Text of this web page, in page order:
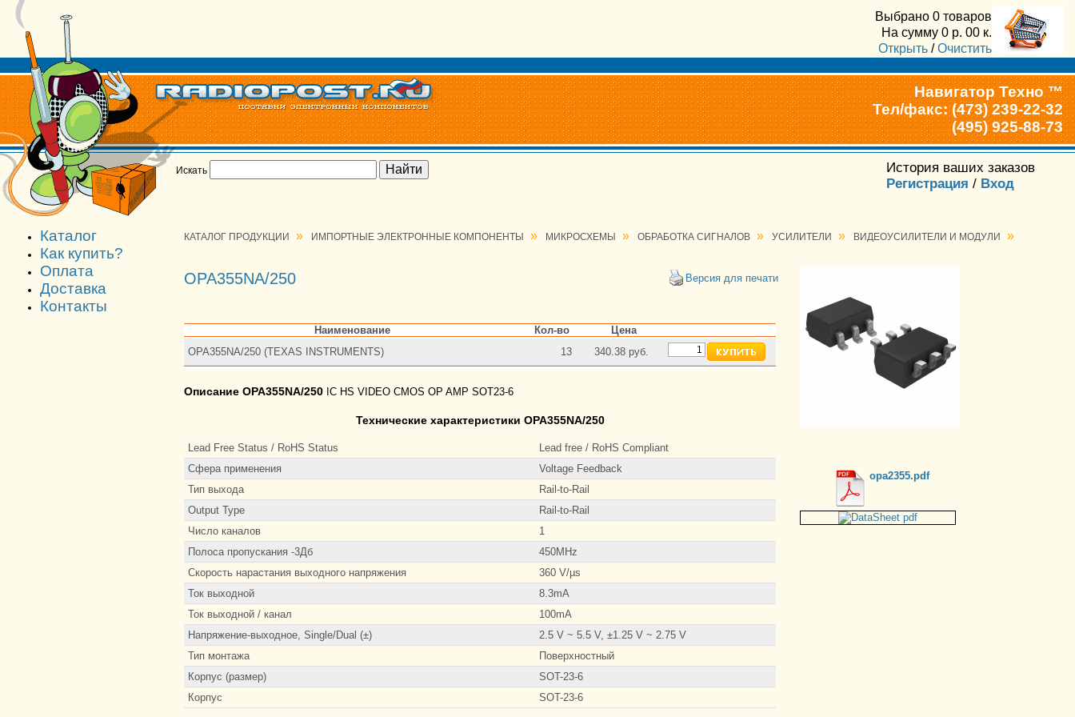
Выбрано 0 товаров
На сумму 0 р. 00 к.
Открыть /Очистить
Навигатор Техно ™
Тел/факс: (473) 239-22-32
(495) 925-88-73
Искать
История ваших заказов
Регистрация / Вход
Каталог
Как купить?
Оплата
Доставка
Контакты
КАТАЛОГ ПРОДУКЦИИ » ИМПОРТНЫЕ ЭЛЕКТРОННЫЕ КОМПОНЕНТЫ » МИКРОСХЕМЫ » ОБРАБОТКА СИГНАЛОВ » УСИЛИТЕЛИ » ВИДЕОУСИЛИТЕЛИ И МОДУЛИ »
OPA355NA/250 Версия для печати
Наименование Кол-во
Цена
OPA355NA/250 (TEXAS INSTRUMENTS)
13 340.38 руб.
Описание OPA355NA/250 IC HS VIDEO CMOS OP AMP SOT23-6
Технические характеристики OPA355NA/250
Lead Free Status / RoHS Status
Lead free / RoHS Compliant
Сфера применения
Voltage Feedback
Тип выхода
Rail-to-Rail
Output Type
Rail-to-Rail
Число каналов
1
Полоса пропускания -3Дб
450MHz
Скорость нарастания выходного напряжения
360 V/µs
Ток выходной
8.3mA
Ток выходной / канал
100mA
Напряжение-выходное, Single/Dual (±)
2.5 V ~ 5.5 V, ±1.25 V ~ 2.75 V
Тип монтажа
Поверхностный
Корпус (размер)
SOT-23-6
Корпус
SOT-23-6
opa2355.pdf